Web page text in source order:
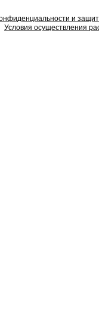
и
Условия осуществления